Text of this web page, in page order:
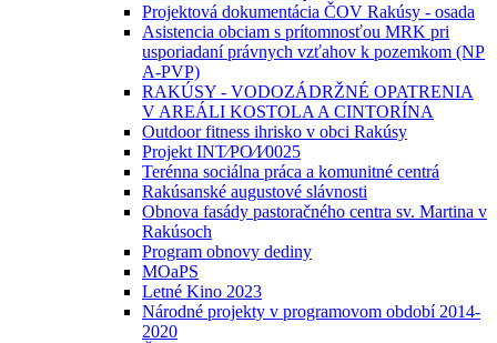
Projektová dokumentácia ČOV Rakúsy - osada
Asistencia obciam s prítomnosťou MRK pri
usporiadaní právnych vzťahov k pozemkom (NP
A-PVP)
RAKÚSY - VODOZÁDRŽNÉ OPATRENIA
V AREÁLI KOSTOLA A CINTORÍNA
Outdoor fitness ihrisko v obci Rakúsy
Projekt INT⁄PO⁄I⁄0025
Terénna sociálna práca a komunitné centrá
Rakúsanské augustové slávnosti
Obnova fasády pastoračného centra sv. Martina v
Rakúsoch
Program obnovy dediny
MOaPS
Letné Kino 2023
Národné projekty v programovom období 2014-
2020